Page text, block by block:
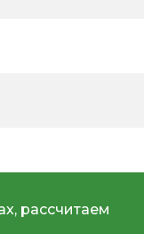
рассчитаем